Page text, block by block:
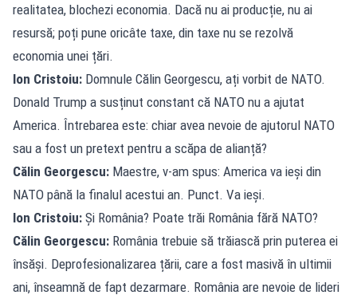
realitatea, blochezi economia. Dacă nu ai producție, nu ai
resursă; poți pune oricâte taxe, din taxe nu se rezolvă
economia unei țări.
Ion Cristoiu: Domnule Călin Georgescu, ați vorbit de NATO.
Donald Trump a susținut constant că NATO nu a ajutat
America. Întrebarea este: chiar avea nevoie de ajutorul NATO
sau a fost un pretext pentru a scăpa de alianță?
Călin Georgescu: Maestre, v-am spus: America va ieși din
NATO până la finalul acestui an. Punct. Va ieși.
Ion Cristoiu: Și România? Poate trăi România fără NATO?
Călin Georgescu: România trebuie să trăiască prin puterea ei
însăși. Deprofesionalizarea țării, care a fost masivă în ultimii
ani, înseamnă de fapt dezarmare. România are nevoie de lideri